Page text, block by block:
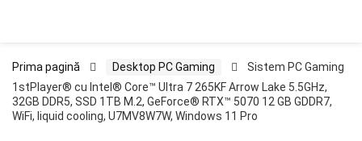
Prima pagină Desktop PC Gaming
Sistem PC Gaming
1stPlayer® cu Intel® Core™ Ultra 7 265KF Arrow Lake 5.5GHz,
32GB DDR5, SSD 1TB M.2, GeForce® RTX™ 5070 12 GB GDDR7,
WiFi, liquid cooling, U7MV8W7W, Windows 11 Pro